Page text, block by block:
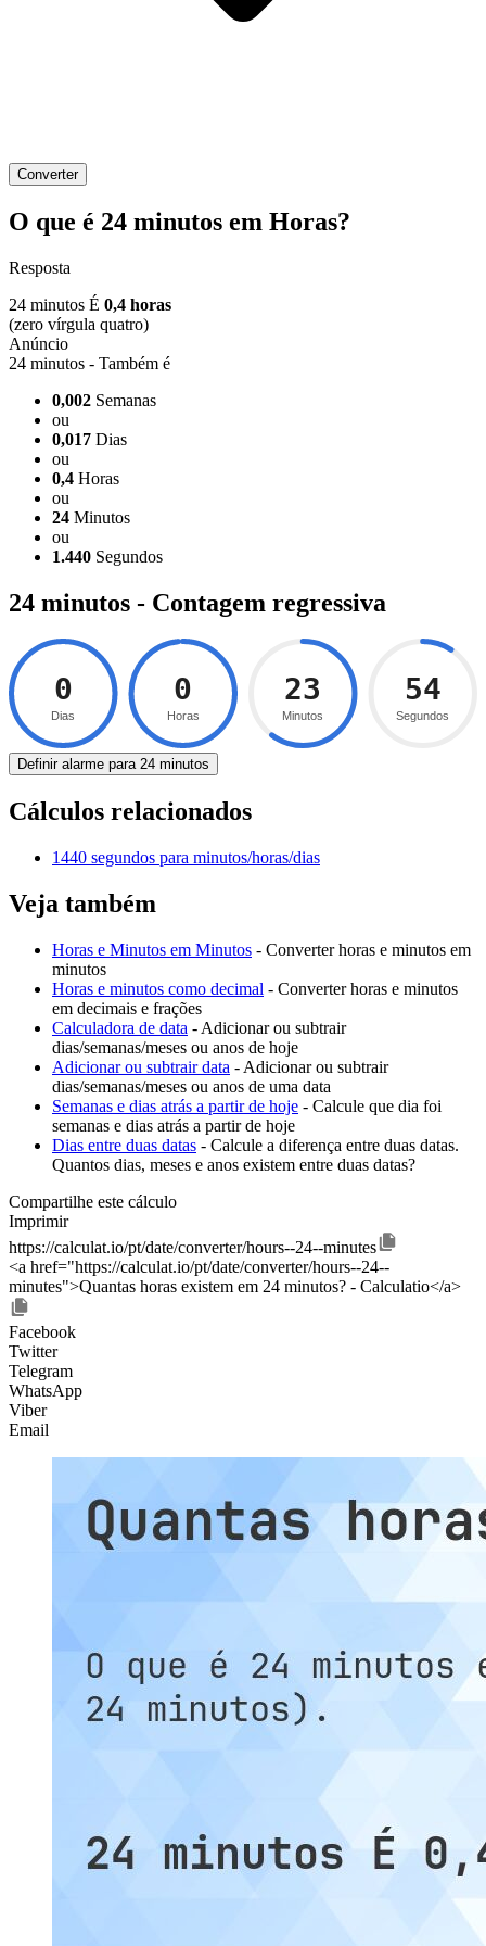
Converter
O que é 24 minutos em Horas?
Resposta
24 minutos É 0,4 horas
(zero vírgula quatro)
24 minutos - Também é
0,002 Semanas
ou
0,017 Dias
ou
0,4 Horas
ou
24 Minutos
ou
1.440 Segundos
24 minutos - Contagem regressiva
0
Dias
0
Horas
23
Minutos
53
Segundos
Definir alarme para 24 minutos
Cálculos relacionados
1440 segundos para minutos/horas/dias
Veja também
Horas e Minutos em Minutos - Converter horas e minutos em
minutos
Horas e minutos como decimal - Converter horas e minutos
em decimais e frações
Calculadora de data - Adicionar ou subtrair
dias/semanas/meses ou anos de hoje
Adicionar ou subtrair data - Adicionar ou subtrair
dias/semanas/meses ou anos de uma data
Semanas e dias atrás a partir de hoje - Calcule que dia foi
semanas e dias atrás a partir de hoje
Dias entre duas datas - Calcule a diferença entre duas datas.
Quantos dias, meses e anos existem entre duas datas?
Compartilhe este cálculo
Imprimir
https://calculat.io/pt/date/converter/hours--24--minutes
<a href="https://calculat.io/pt/date/converter/hours--24--
minutes">Quantas horas existem em 24 minutos? - Calculatio</a>
Facebook
Twitter
Telegram
WhatsApp
Viber
Email